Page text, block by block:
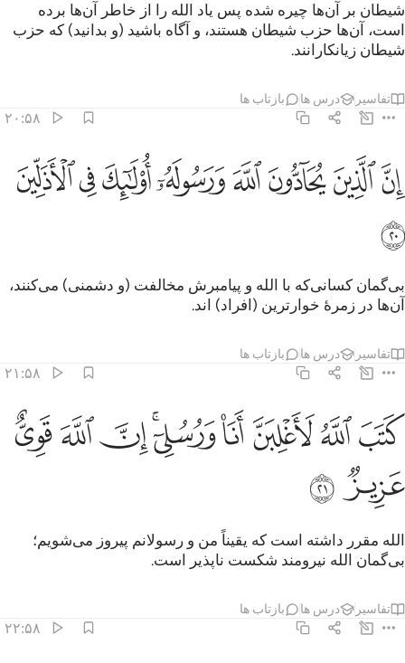
شیطان بر آن‌ها چیره شده پس یاد الله را از خاطر آن‌ها برده
است، آن‌ها حزب شیطان هستند، و آگاه باشید (و بدانید) که حزب
شیطان زیانکارانند.
تفاسیر درس ها بازتاب ها
۲۰:۵۸
ان الذين يحادون الله ورسوله اولايك في الاذلين ٢٠
إِنَّ ٱلَّذِينَ يُحَآدُّونَ ٱللَّهَ وَرَسُولَهُۥٓ أُو۟لَـٰٓئِكَ فِى ٱلْأَذَلِّينَ ٢٠
ﳘﳙﳚﳛﳜﳝﳞﳟ
ﳠ
بی‌گمان کسانی‌که با الله و پیامبرش مخالفت (و دشمنی) می‌کنند،
آن‌ها در زمرۀ خوارترین (افراد) اند.
تفاسیر درس ها بازتاب ها
۲۱:۵۸
كتب الله لاغلبن انا ورسلي ان الله قوي عزيز ٢١
كَتَبَ ٱللَّهُ لَأَغْلِبَنَّ أَنَا۠ وَرُسُلِىٓ ۚ إِنَّ ٱللَّهَ قَوِىٌّ عَزِيزٌۭ ٢١
ﳡﳢﳣﳤﳥﳦﳧﳨﳩ
ﳪﳫ
الله مقرر داشته است که یقیناً من و رسولانم پیروز می‌شویم؛
بی‌گمان الله نیرومند شکست‌ ناپذیر است.
تفاسیر درس ها بازتاب ها
۲۲:۵۸